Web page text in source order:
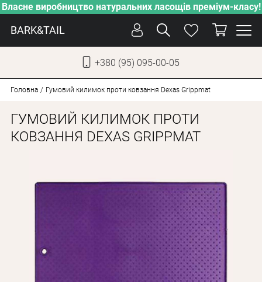
Власне виробництво натуральних ласощів преміум-класу!
BARK&TAIL
+380 (95) 095-00-05
СОБАКИ
КОТИ
ВЛАСНЕ ВИРОБНИЦТВО
НОВИНКИ
БЛОГ
Оплата і доставка
Головна Гумовий килимок проти ковзання Dexas Grippmat
ГУМОВИЙ КИЛИМОК ПРОТИ
КОВЗАННЯ DEXAS GRIPPMAT